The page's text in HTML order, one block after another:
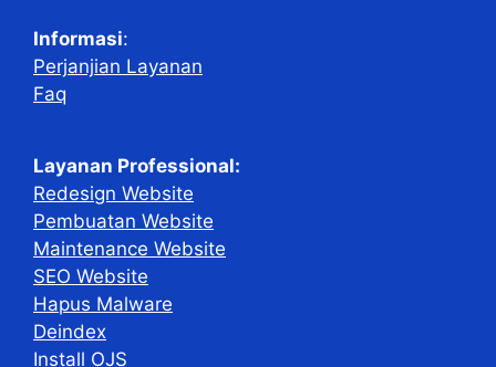
Informasi:
Perjanjian Layanan
Faq
Layanan Professional:
Redesign Website
Pembuatan Website
Maintenance Website
SEO Website
Hapus Malware
Deindex
Install OJS